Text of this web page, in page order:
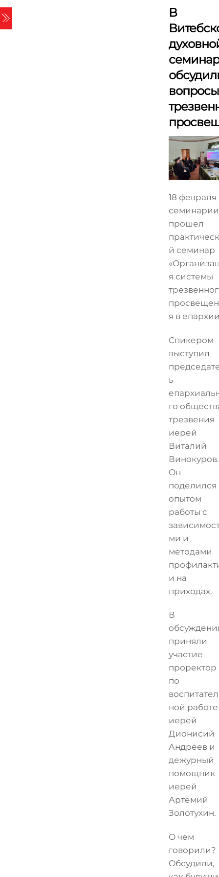
Skip
to
content
В
вопросы
18 февраля
семинарии
прошел
й семинар
я системы
я в
Спикером
выступил
ь
го
трезвения
иерей
Виталий
Винокуров.
Он
поделился
опытом
работы с
ми и
методами
и на
приходах.
В
приняли
участие
проректор
по
ной работе
иерей
Дионисий
Андреев и
дежурный
помощник
иерей
Артемий
Золотухин.
О чем
говорили?
Обсудили,